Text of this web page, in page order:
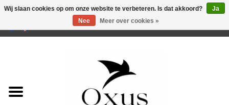
Wij slaan cookies op om onze website te verbeteren. Is dat akkoord?
Ja
Nee
Meer over cookies »